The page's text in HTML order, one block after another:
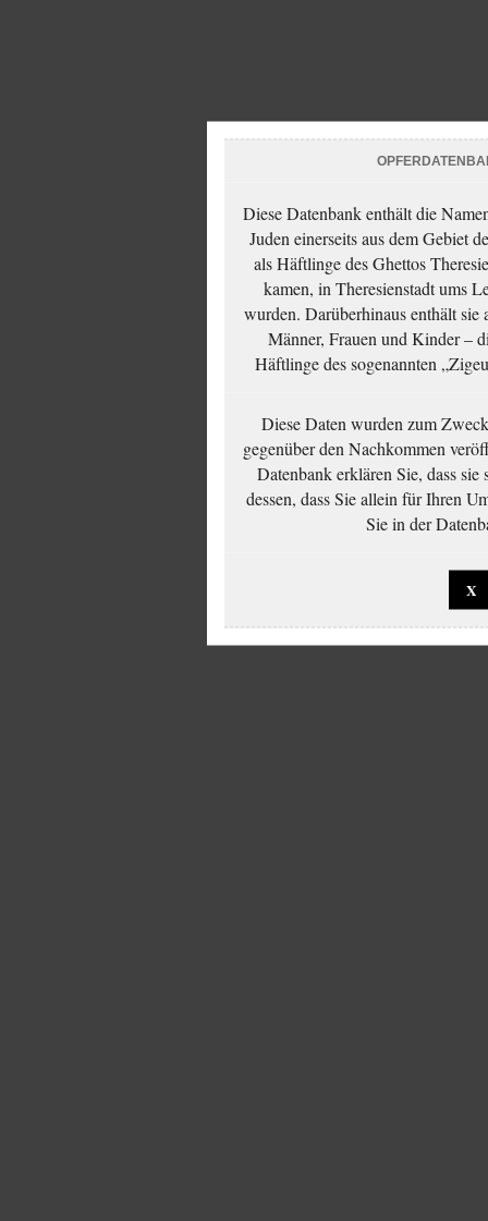
Diese Datenbank enthält die
Juden einerseits aus dem Gebiet
als Häftlinge des Ghettos
kamen, in Theresienstadt ums
wurden. Darüberhinaus enthält
Männer, Frauen und Kinder –
Häftlinge des sogenannten
Diese Daten wurden zum
gegenüber den Nachkommen
Datenbank erklären Sie, dass sie
dessen, dass Sie allein für Ihren
Sie in der
X